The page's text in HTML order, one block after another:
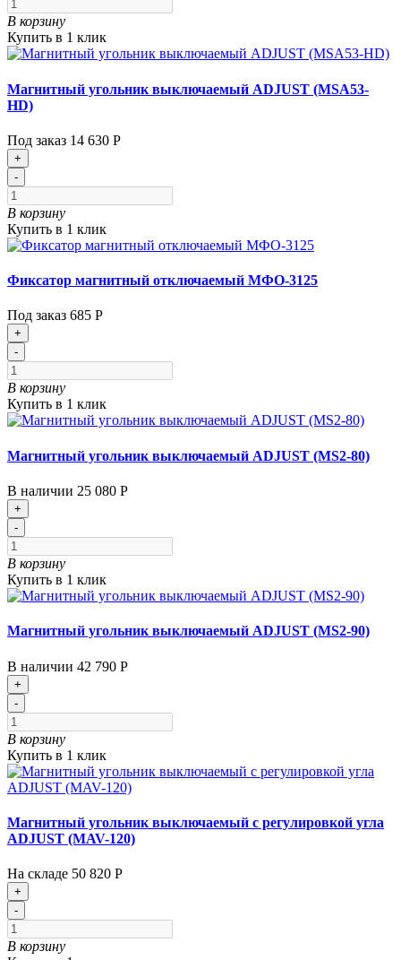
В корзину
Купить в 1 клик
Магнитный угольник выключаемый ADJUST (MSA53-
HD)
Под заказ 14 630 Р
+
-
В корзину
Купить в 1 клик
Фиксатор магнитный отключаемый МФО-3125
Под заказ 685 Р
+
-
В корзину
Купить в 1 клик
Магнитный угольник выключаемый ADJUST (MS2-80)
В наличии 25 080 Р
+
-
В корзину
Купить в 1 клик
Магнитный угольник выключаемый ADJUST (MS2-90)
В наличии 42 790 Р
+
-
В корзину
Купить в 1 клик
Магнитный угольник выключаемый с регулировкой угла
ADJUST (MAV-120)
На складе 50 820 Р
+
-
В корзину